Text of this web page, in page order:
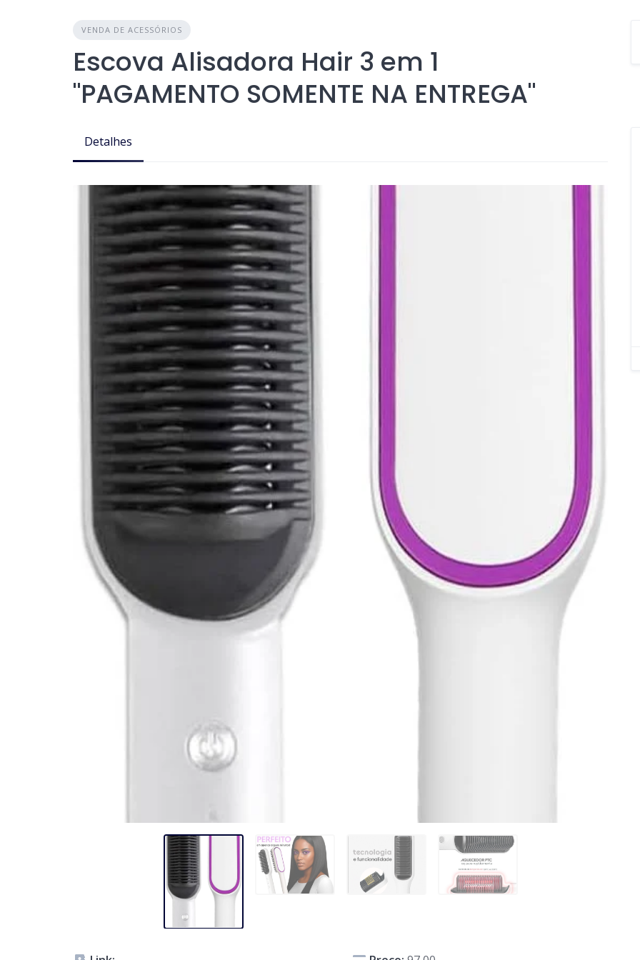
VENDA DE ACESSÓRIOS
Escova Alisadora Hair 3 em 1
"PAGAMENTO SOMENTE NA ENTREGA"
Detalhes